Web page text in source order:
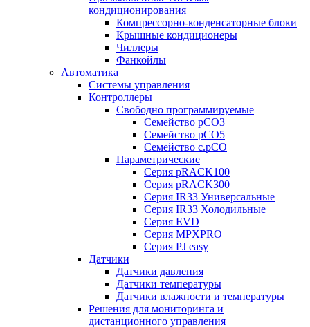
кондиционирования
Компрессорно-конденсаторные блоки
Крышные кондиционеры
Чиллеры
Фанкойлы
Автоматика
Системы управления
Контроллеры
Свободно программируемые
Семейство pCO3
Семейство pCO5
Семейство c.pCO
Параметрические
Серия pRACK100
Серия pRACK300
Серия IR33 Универсальные
Серия IR33 Холодильные
Серия EVD
Серия MPXPRO
Серия PJ easy
Датчики
Датчики давления
Датчики температуры
Датчики влажности и температуры
Решения для мониторинга и
дистанционного управления